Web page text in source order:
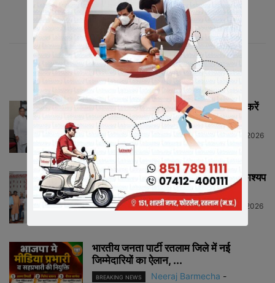
संबंधित लेख
मीडिया में संगठन को सशक्त रूप से प्रस्तुत करें
मीडिया प्रभारी...
HIGHLIGHTS Neeraj Barmecha July 13, 2026
राष्ट्रीय कार्याध्यक्ष व कैबिनेट मंत्री चेतन्य काश्यप
ने किया क्रीड़ा-भारती की...
HIGHLIGHTS Neeraj Barmecha - July 12, 2026
भारतीय जनता पार्टी रतलाम जिले में नई
जिम्मेदारियों का ऐलान, ...
BREAKING NEWS Neeraj Barmecha -